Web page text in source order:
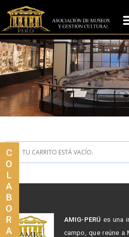
TU CARRITO ESTÁ VACÍO.
C
O
L
A
B
O
R
A
AMIG-PERÚ es una
campo, que reúne